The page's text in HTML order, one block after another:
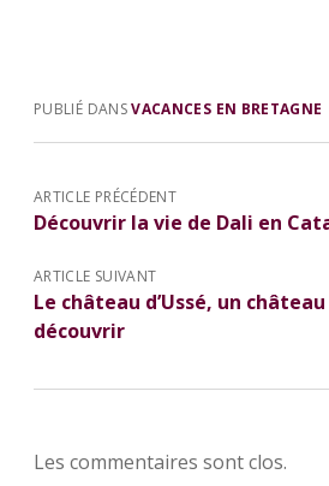
PUBLIÉ DANSVACANCES EN BRETAGNE
ARTICLE PRÉCÉDENT
Découvrir la vie de Dali en
ARTICLE SUIVANT
Le château d’Ussé, un
découvrir
Les commentaires sont clos.